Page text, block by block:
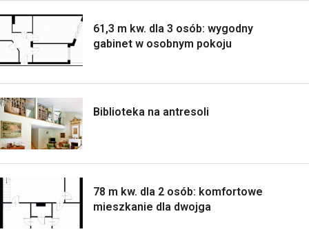
61,3 m kw. dla 3 osób: wygodny
gabinet w osobnym pokoju
Biblioteka na antresoli
78 m kw. dla 2 osób: komfortowe
mieszkanie dla dwojga